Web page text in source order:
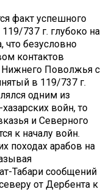
факт успешного
737 г. глубоко на
что безусловно
контактов
Нижнего Поволжья с
в 119/737 г.
одним из
войн, то
и Северного
к началу войн.
походах арабов на
Табари сообщений
от Дербента к